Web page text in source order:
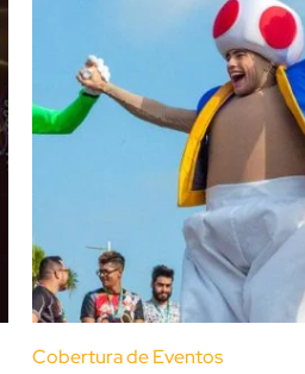
Cobertura de Eventos